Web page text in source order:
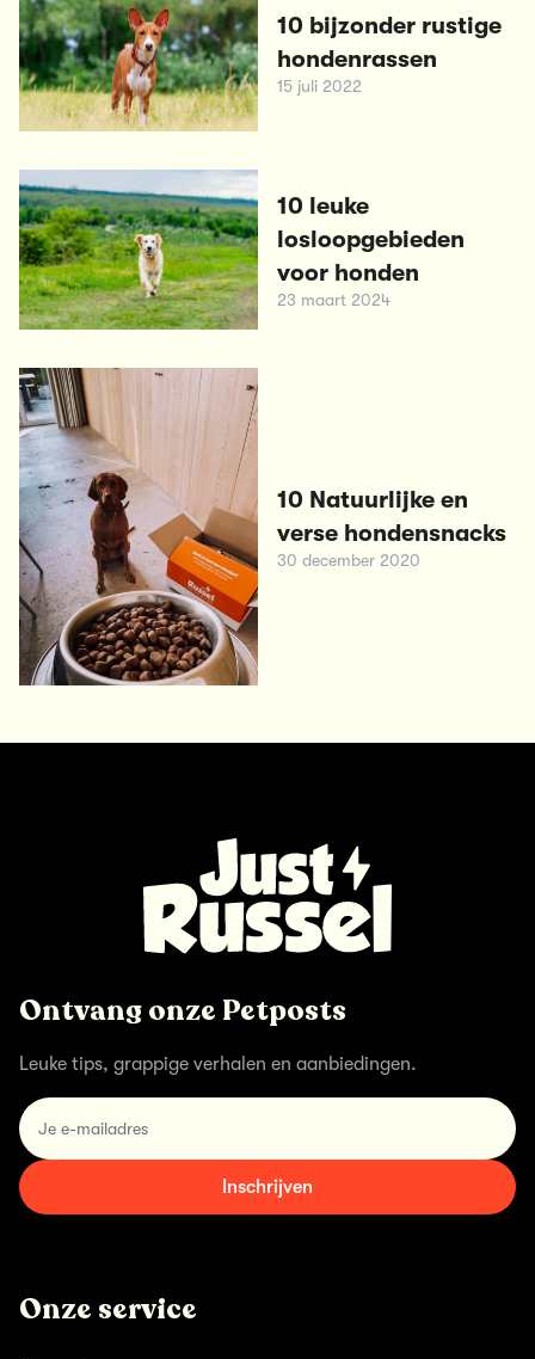
10 bijzonder rustige
hondenrassen
15 juli 2022
10 leuke
losloopgebieden
voor honden
23 maart 2024
10 Natuurlijke en
verse hondensnacks
30 december 2020
Ontvang onze Petposts
Leuke tips, grappige verhalen en aanbiedingen.
email
Inschrijven
Onze service